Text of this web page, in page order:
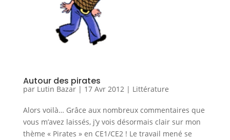
Autour des pirates
par Lutin Bazar| 17 Avr 2012| Littérature
Alors voilà… Grâce aux nombreux commentaires que
vous m’avez laissés, j’y vois désormais clair sur mon
thème « Pirates » en CE1/CE2 ! Le travail mené se